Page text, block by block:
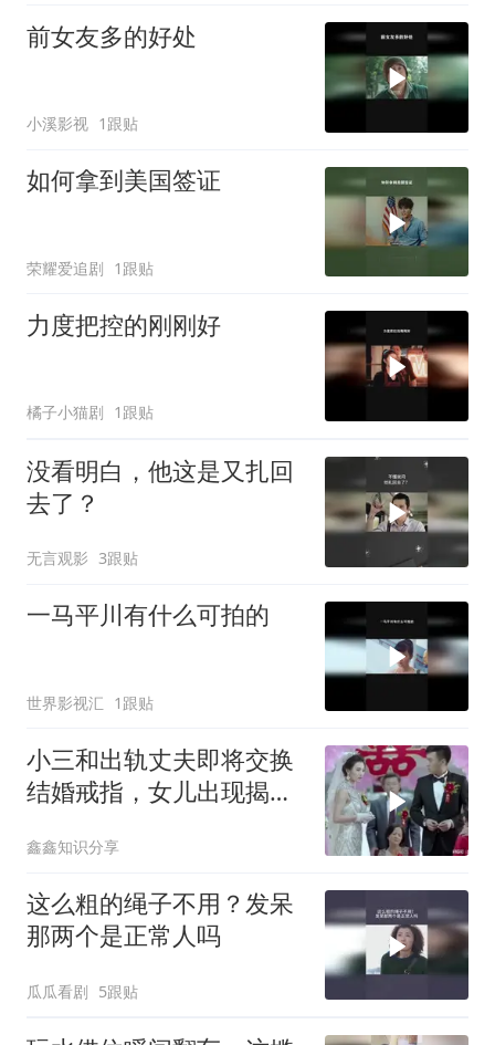
前女友多的好处
小溪影视 1跟贴
如何拿到美国签证
荣耀爱追剧 1跟贴
力度把控的刚刚好
橘子小猫剧 1跟贴
没看明白，他这是又扎回
去了？
无言观影 3跟贴
一马平川有什么可拍的
世界影视汇 1跟贴
小三和出轨丈夫即将交换
结婚戒指，女儿出现揭露
鑫鑫知识分享
这么粗的绳子不用？发呆
那两个是正常人吗
瓜瓜看剧 5跟贴